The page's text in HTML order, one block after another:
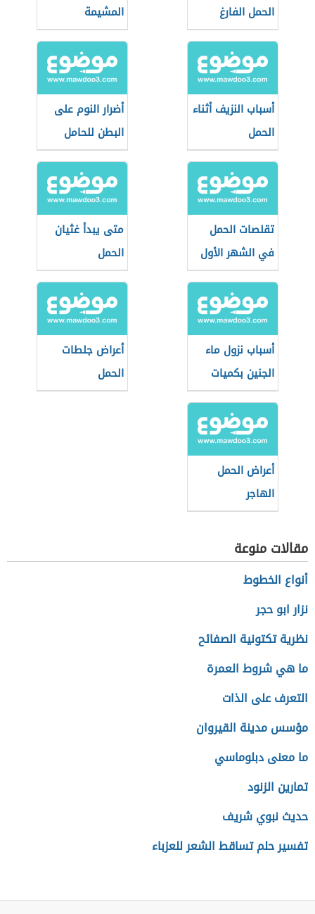
الحمل الفارغ
المشيمة
أسباب النزيف أثناء
الحمل
أضرار النوم على
البطن للحامل
تقلصات الحمل
في الشهر الأول
متى يبدأ غثيان
الحمل
أسباب نزول ماء
الجنين بكميات
قليلة
أعراض جلطات
الحمل
أعراض الحمل
الهاجر
مقالات منوعة
أنواع الخطوط
نزار ابو حجر
نظرية تكتونية الصفائح
ما هي شروط العمرة
التعرف على الذات
مؤسس مدينة القيروان
ما معنى دبلوماسي
تمارين الزنود
حديث نبوي شريف
تفسير حلم تساقط الشعر للعزباء